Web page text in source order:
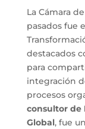
La Cámara
pasados fue
destacados
para
integración
procesos
consultor de
Global, fue